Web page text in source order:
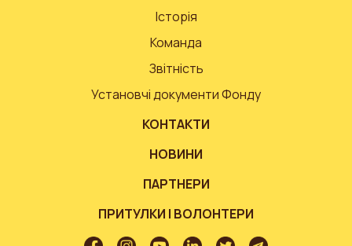
Історія
Команда
Звітність
Установчі документи Фонду
КОНТАКТИ
НОВИНИ
ПАРТНЕРИ
ПРИТУЛКИ І ВОЛОНТЕРИ